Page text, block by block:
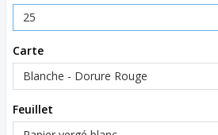
Carte
Feuillet